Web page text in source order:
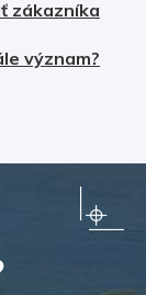
zákazníka
význam?